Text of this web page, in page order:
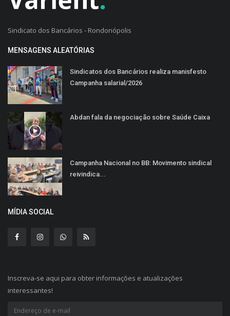
Sindicato dos Bancários - Rondonópolis
MENSAGENS ALEATÓRIAS
Sindicatos dos Bancários realiza manisfesto
Campanha salarial/2026
Abdan fala da negociação sobre Saúde Caixa
Campanha Nacional no BB: Movimento sindical
reivindica...
MÍDIA SOCIAL
Inscreva-se aqui para obter informações e atualizações
interessantes!